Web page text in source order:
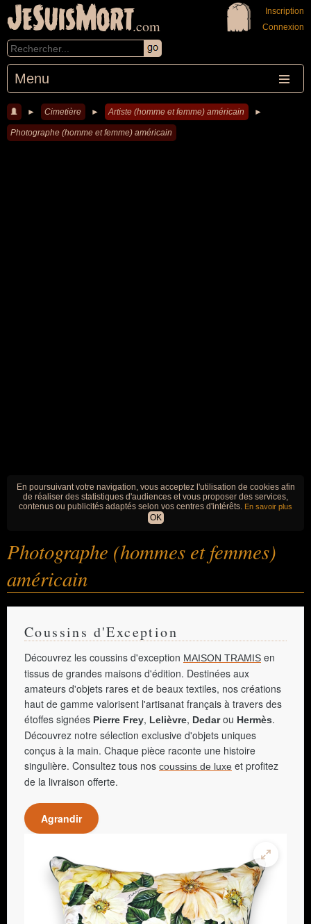
JeSuisMort.com
Menu
Inscription
Connexion
► Cimetière ► Artiste (homme et femme) américain ►
Photographe (homme et femme) américain
En poursuivant votre navigation, vous acceptez l'utilisation de cookies afin
de réaliser des statistiques d'audiences et vous proposer des services,
contenus ou publicités adaptés selon vos centres d'intérêts. En savoir plus
OK
Photographe (hommes et femmes)
américain
Coussins d'Exception
Découvrez les coussins d'exception MAISON TRAMIS en
tissus de grandes maisons d'édition. Destinées aux
amateurs d'objets rares et de beaux textiles, nos créations
haut de gamme valorisent l'artisanat français à travers des
étoffes signées Pierre Frey, Lelièvre, Dedarou Hermès.
Découvrez notre sélection exclusive d'objets uniques
conçus à la main. Chaque pièce raconte une histoire
singulière. Consultez tous nos coussins de luxe et profitez
de la livraison offerte.
Agrandir